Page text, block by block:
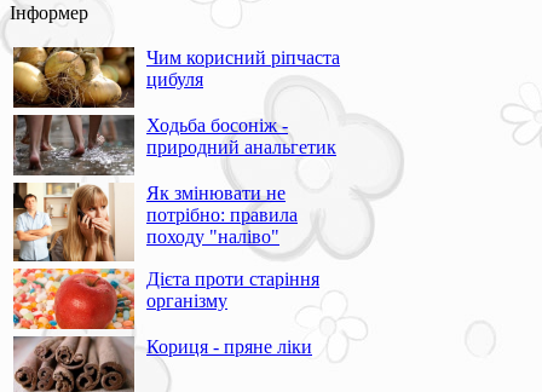
Інформер
Чим корисний ріпчаста
цибуля
Ходьба босоніж -
природний анальгетик
Як змінювати не
потрібно: правила
походу "наліво"
Дієта проти старіння
організму
Кориця - пряне ліки